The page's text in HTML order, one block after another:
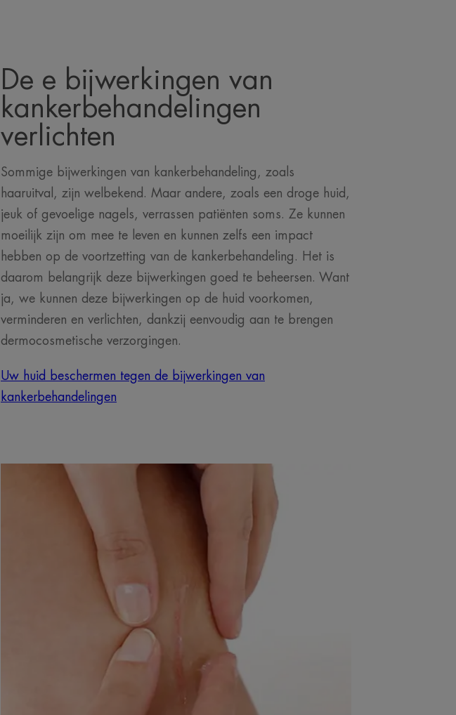
De e bijwerkingen van
kankerbehandelingen
verlichten
Sommige bijwerkingen van kankerbehandeling, zoals
haaruitval, zijn welbekend. Maar andere, zoals een droge huid,
jeuk of gevoelige nagels, verrassen patiënten soms. Ze kunnen
moeilijk zijn om mee te leven en kunnen zelfs een impact
hebben op de voortzetting van de kankerbehandeling. Het is
daarom belangrijk deze bijwerkingen goed te beheersen. Want
ja, we kunnen deze bijwerkingen op de huid voorkomen,
verminderen en verlichten, dankzij eenvoudig aan te brengen
dermocosmetische verzorgingen.
Uw huid beschermen tegen de bijwerkingen van
kankerbehandelingen